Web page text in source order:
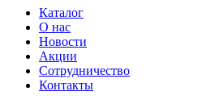
Каталог
О нас
Новости
Акции
Сотрудничество
Контакты